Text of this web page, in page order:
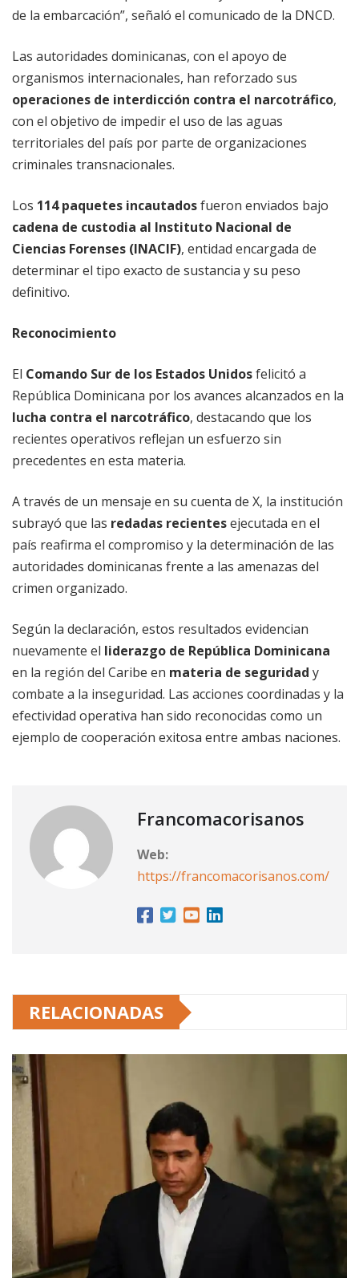
de la embarcación”, señaló el comunicado de la DNCD.
Las autoridades dominicanas, con el apoyo de
organismos internacionales, han reforzado sus
operaciones de interdicción contra el narcotráfico,
con el objetivo de impedir el uso de las aguas
territoriales del país por parte de organizaciones
criminales transnacionales.
Los 114 paquetes incautadosfueron enviados bajo
cadena de custodia al Instituto Nacional de
Ciencias Forenses (INACIF), entidad encargada de
determinar el tipo exacto de sustancia y su peso
definitivo.
Reconocimiento
El Comando Sur de los Estados Unidosfelicitó a
República Dominicana por los avances alcanzados en la
lucha contra el narcotráfico, destacando que los
recientes operativos reflejan un esfuerzo sin
precedentes en esta materia.
A través de un mensaje en su cuenta de X, la institución
subrayó que las redadas recientesejecutada en el
país reafirma el compromiso y la determinación de las
autoridades dominicanas frente a las amenazas del
crimen organizado.
Según la declaración, estos resultados evidencian
nuevamente el liderazgo de República Dominicana
en la región del Caribe en materia de seguridad y
combate a la inseguridad. Las acciones coordinadas y la
efectividad operativa han sido reconocidas como un
ejemplo de cooperación exitosa entre ambas naciones.
Francomacorisanos
Web:
https://francomacorisanos.com/
RELACIONADAS